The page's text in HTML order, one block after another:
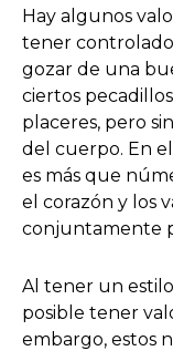
Hay algunos
tener
gozar de una
ciertos
placeres, pero
del cuerpo. En
es más que
el corazón y los
conjuntamente
Al tener un
posible tener
embargo, estos